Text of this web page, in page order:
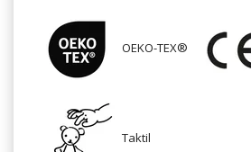
OEKO-TEX®
Taktil